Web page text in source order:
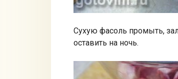
Сухую фасоль промыть,
оставить на ночь.